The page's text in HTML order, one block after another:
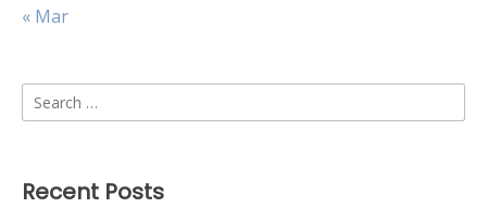
« Mar
Search
for:
Recent Posts